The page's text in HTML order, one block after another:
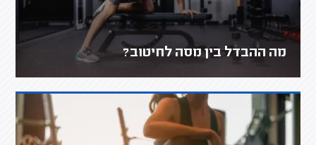
מה ההבדל בין מסה לחיטוב?